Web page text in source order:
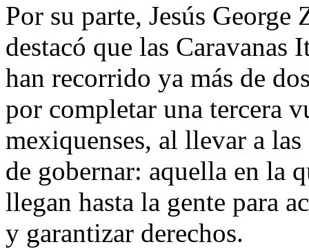
Por su parte, Jesús
destacó que las
han recorrido ya más de
por completar una tercera
mexiquenses, al llevar a
de gobernar: aquella en la
llegan hasta la gente para
y garantizar derechos.